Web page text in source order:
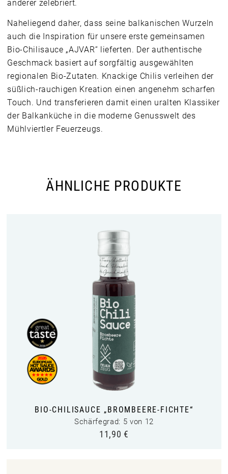
anderer zelebriert.
Naheliegend daher, dass seine balkanischen Wurzeln
auch die Inspiration für unsere erste gemeinsamen
Bio-Chilisauce „AJVAR“ lieferten. Der authentische
Geschmack basiert auf sorgfältig ausgewählten
regionalen Bio-Zutaten. Knackige Chilis verleihen der
süßlich-rauchigen Kreation einen angenehm scharfen
Touch. Und transferieren damit einen uralten Klassiker
der Balkanküche in die moderne Genusswelt des
Mühlviertler Feuerzeugs.
ÄHNLICHE PRODUKTE
BIO-CHILISAUCE „BROMBEERE-FICHTE“
Schärfegrad: 5 von 12
11,90 €